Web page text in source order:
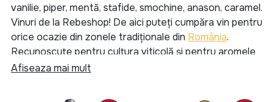
vanilie, piper, mentă, stafide, smochine, anason, caramel.
Vinuri de la Rebeshop! De aici puteți cumpăra vin pentru
orice ocazie din zonele tradiționale din România.
Recunoscute pentru cultura viticolă și pentru aromele
îmbuteliate pentru toți iubitorii acestei băuturi nobile.
Afiseaza mai mult